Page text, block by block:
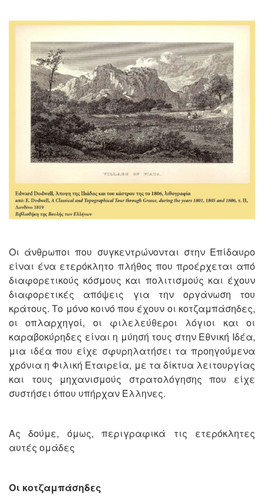
Οι άνθρωποι που συγκεντρώνονται στην Επίδαυρο
είναι ένα ετερόκλητο πλήθος που προέρχεται από
διαφορετικούς κόσμους και πολιτισμούς και έχουν
διαφορετικές απόψεις για την οργάνωση του
κράτους. Το μόνο κοινό που έχουν οι κοτζαμπάσηδες,
οι οπλαρχηγοί, οι φιλελεύθεροι λόγιοι και οι
καραβοκύρηδες είναι η μύησή τους στην Εθνική Ιδέα,
μια ιδέα που είχε σφυρηλατήσει τα προηγούμενα
χρόνια η Φιλική Εταιρεία, με τα δίκτυα λειτουργίας
και τους μηχανισμούς στρατολόγησης που είχε
συστήσει όπου υπήρχαν Έλληνες.
Ας δούμε, όμως, περιγραφικά τις ετερόκλητες
αυτές ομάδες
Οι κοτζαμπάσηδες